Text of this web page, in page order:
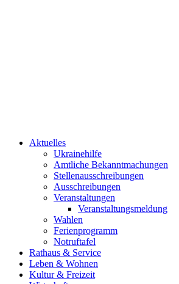
Aktuelles
Ukrainehilfe
Amtliche Bekanntmachungen
Stellenausschreibungen
Ausschreibungen
Veranstaltungen
Veranstaltungsmeldung
Wahlen
Ferienprogramm
Notruftafel
Rathaus & Service
Leben & Wohnen
Kultur & Freizeit